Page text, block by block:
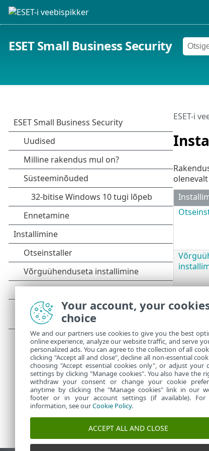
ESET Small Business Security
ESET-i
Your account, your
choice
We and our partners use cookies to give you the best
online experience, analyze our website traffic, and serve
personalized ads. You can agree to the collection of all
clicking "Accept all and close", decline all non-essential
choosing "Accept essential cookies only", or adjust your
settings by clicking "Manage cookies". You also have the
withdraw your consent or change your cookie
anytime by clicking the "Manage cookies" link in our
footer or in your account settings (if available). For
information, see ourCookie Policy.
ACCEPT ALL AND CLOSE